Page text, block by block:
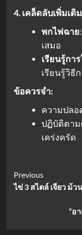
4. เคล็ดลับเพิ่มเติม
พกไฟฉาย
เสมอ
เรียนรู้กา
เรียนรู้วิธี
ข้อควรจำ:
ความปล
ปฏิบัติตาม
เคร่งครัด
Post
Previous
ไข่ 3 สไตล์ เจียว ม้
“อ